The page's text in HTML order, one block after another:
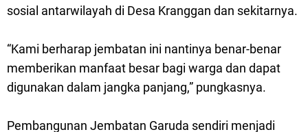
sosial antarwilayah di Desa Kranggan dan sekitarnya.
“Kami berharap jembatan ini nantinya benar-benar
memberikan manfaat besar bagi warga dan dapat
digunakan dalam jangka panjang,” pungkasnya.
Pembangunan Jembatan Garuda sendiri menjadi